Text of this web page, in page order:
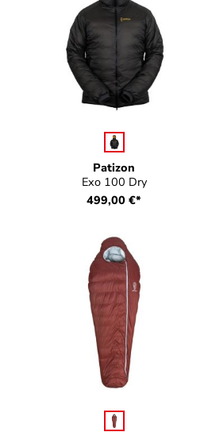
Patizon
Exo 100 Dry
Farbeauswählen
499,00 €*
Farbe